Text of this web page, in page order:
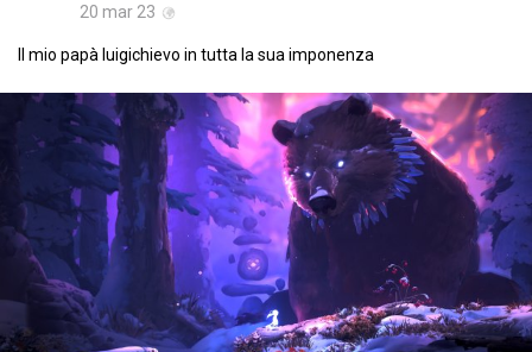
20 mar 23
Il mio papà luigichievo in tutta la sua imponenza